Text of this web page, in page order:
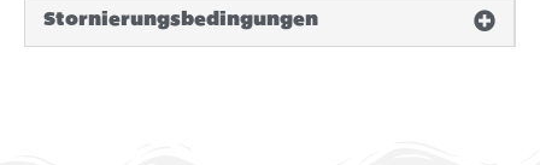
Stornierungsbedingungen